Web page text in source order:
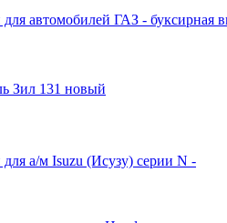
для автомобилей ГАЗ - буксирная
Зил 131 новый
для а/м Isuzu (Исузу) серии N -